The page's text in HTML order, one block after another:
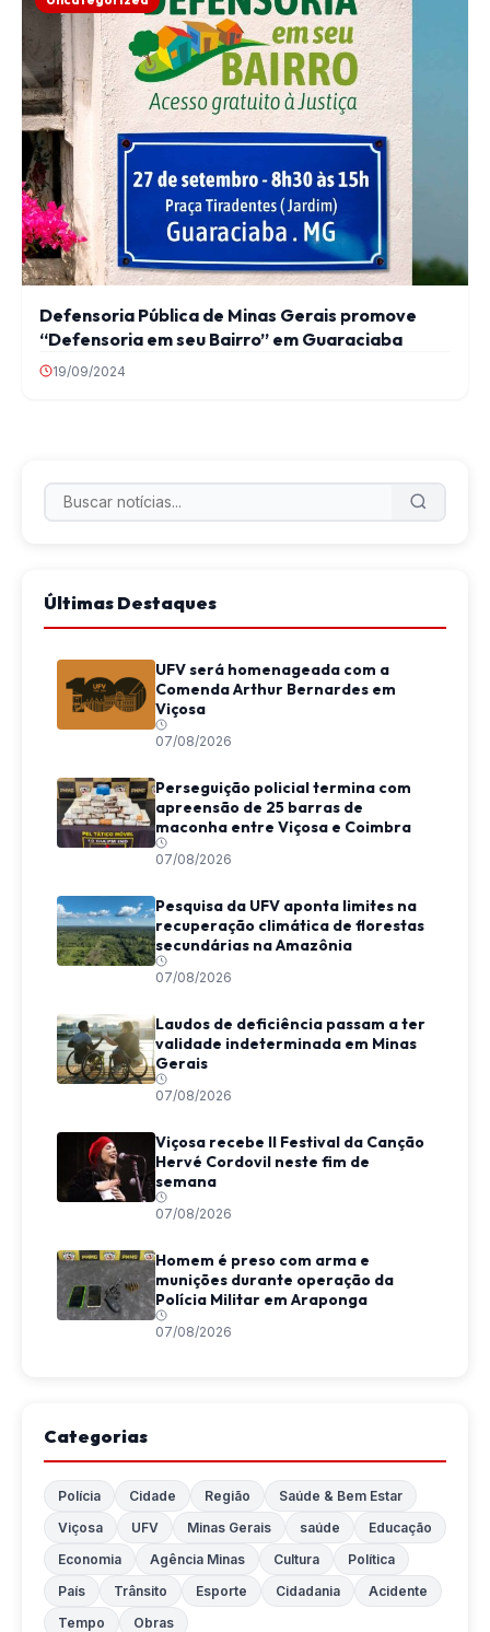
Defensoria Pública de Minas Gerais promove
“Defensoria em seu Bairro” em Guaraciaba
19/09/2024
Últimas Destaques
UFV será homenageada com a
Comenda Arthur Bernardes em
Viçosa
07/08/2026
Perseguição policial termina com
apreensão de 25 barras de
maconha entre Viçosa e Coimbra
07/08/2026
Pesquisa da UFV aponta limites na
recuperação climática de florestas
secundárias na Amazônia
07/08/2026
Laudos de deficiência passam a ter
validade indeterminada em Minas
Gerais
07/08/2026
Viçosa recebe II Festival da Canção
Hervé Cordovil neste fim de
semana
07/08/2026
Homem é preso com arma e
munições durante operação da
Polícia Militar em Araponga
07/08/2026
Categorias
Polícia Cidade Região
Saúde & Bem Estar
Viçosa
UFV Minas Gerais saúde
Educação
Economia
Agência Minas Cultura
Política
País
Trânsito Esporte Cidadania
Acidente
Tempo
Obras